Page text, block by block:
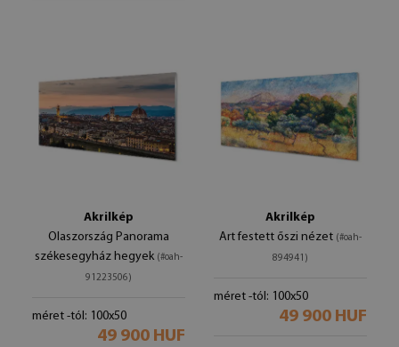
Akrilkép
Olaszország Panorama
székesegyház hegyek (#oah-
91223506)
méret -tól: 100x50
49 900 HUF
Akrilkép
Art festett őszi nézet (#oah-
894941)
méret -tól: 100x50
49 900 HUF